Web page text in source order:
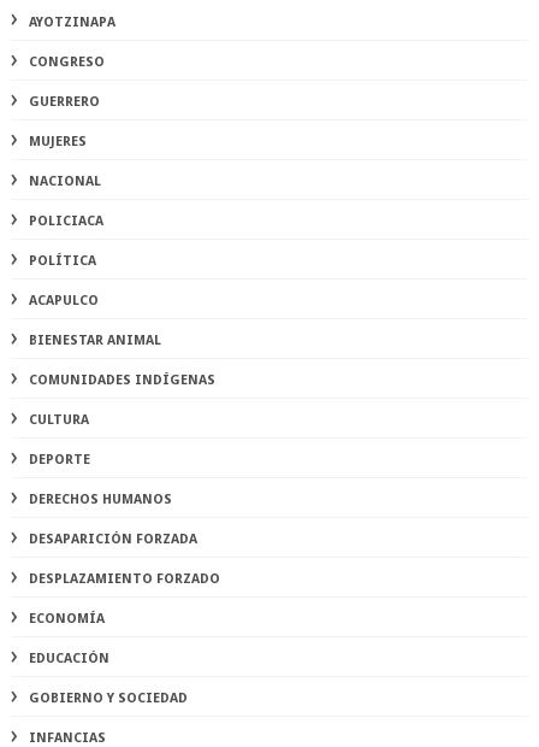
AYOTZINAPA
CONGRESO
GUERRERO
MUJERES
NACIONAL
POLICIACA
POLÍTICA
ACAPULCO
BIENESTAR ANIMAL
COMUNIDADES INDÍGENAS
CULTURA
DEPORTE
DERECHOS HUMANOS
DESAPARICIÓN FORZADA
DESPLAZAMIENTO FORZADO
ECONOMÍA
EDUCACIÓN
GOBIERNO Y SOCIEDAD
INFANCIAS